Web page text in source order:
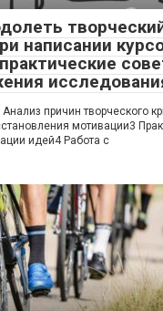
написании
причин творческого
мотивации3
идей4 Работа с